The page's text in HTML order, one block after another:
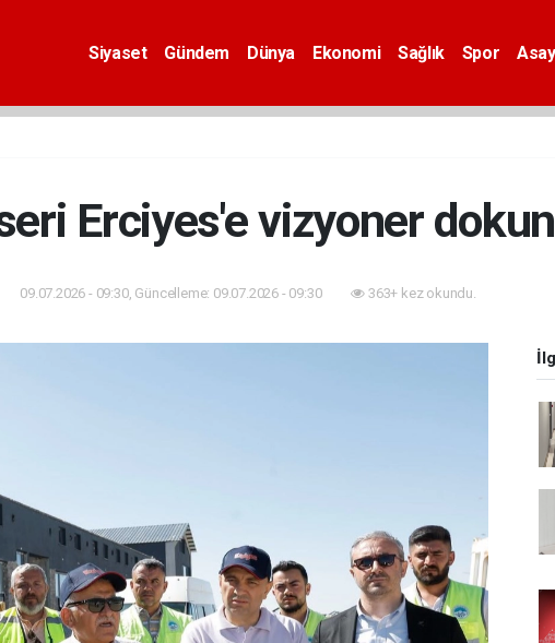
Siyaset Gündem Dünya Ekonomi Sağlık Spor
Erciyes'e vizyoner
09.07.2026 - 09:30, Güncelleme: 09.07.2026 - 09:30 363+ kez okundu.